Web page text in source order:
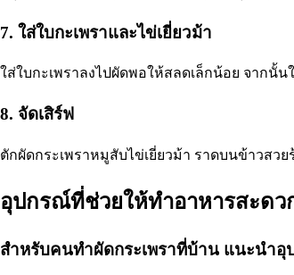
7. ใส่ใบกะเพราและไข่เยี่ยวม้า
ใส่ใบกะเพราลงไปผัดพอให้สลดเล็กน้อย จากนั้น
8. จัดเสิร์ฟ
ตักผัดกระเพราหมูสับไข่เยี่ยวม้า ราดบนข้าวสว
อุปกรณ์ที่ช่วยให้ทำอาหารสะดว
สำหรับคนทำผัดกระเพราที่บ้าน แนะนำ